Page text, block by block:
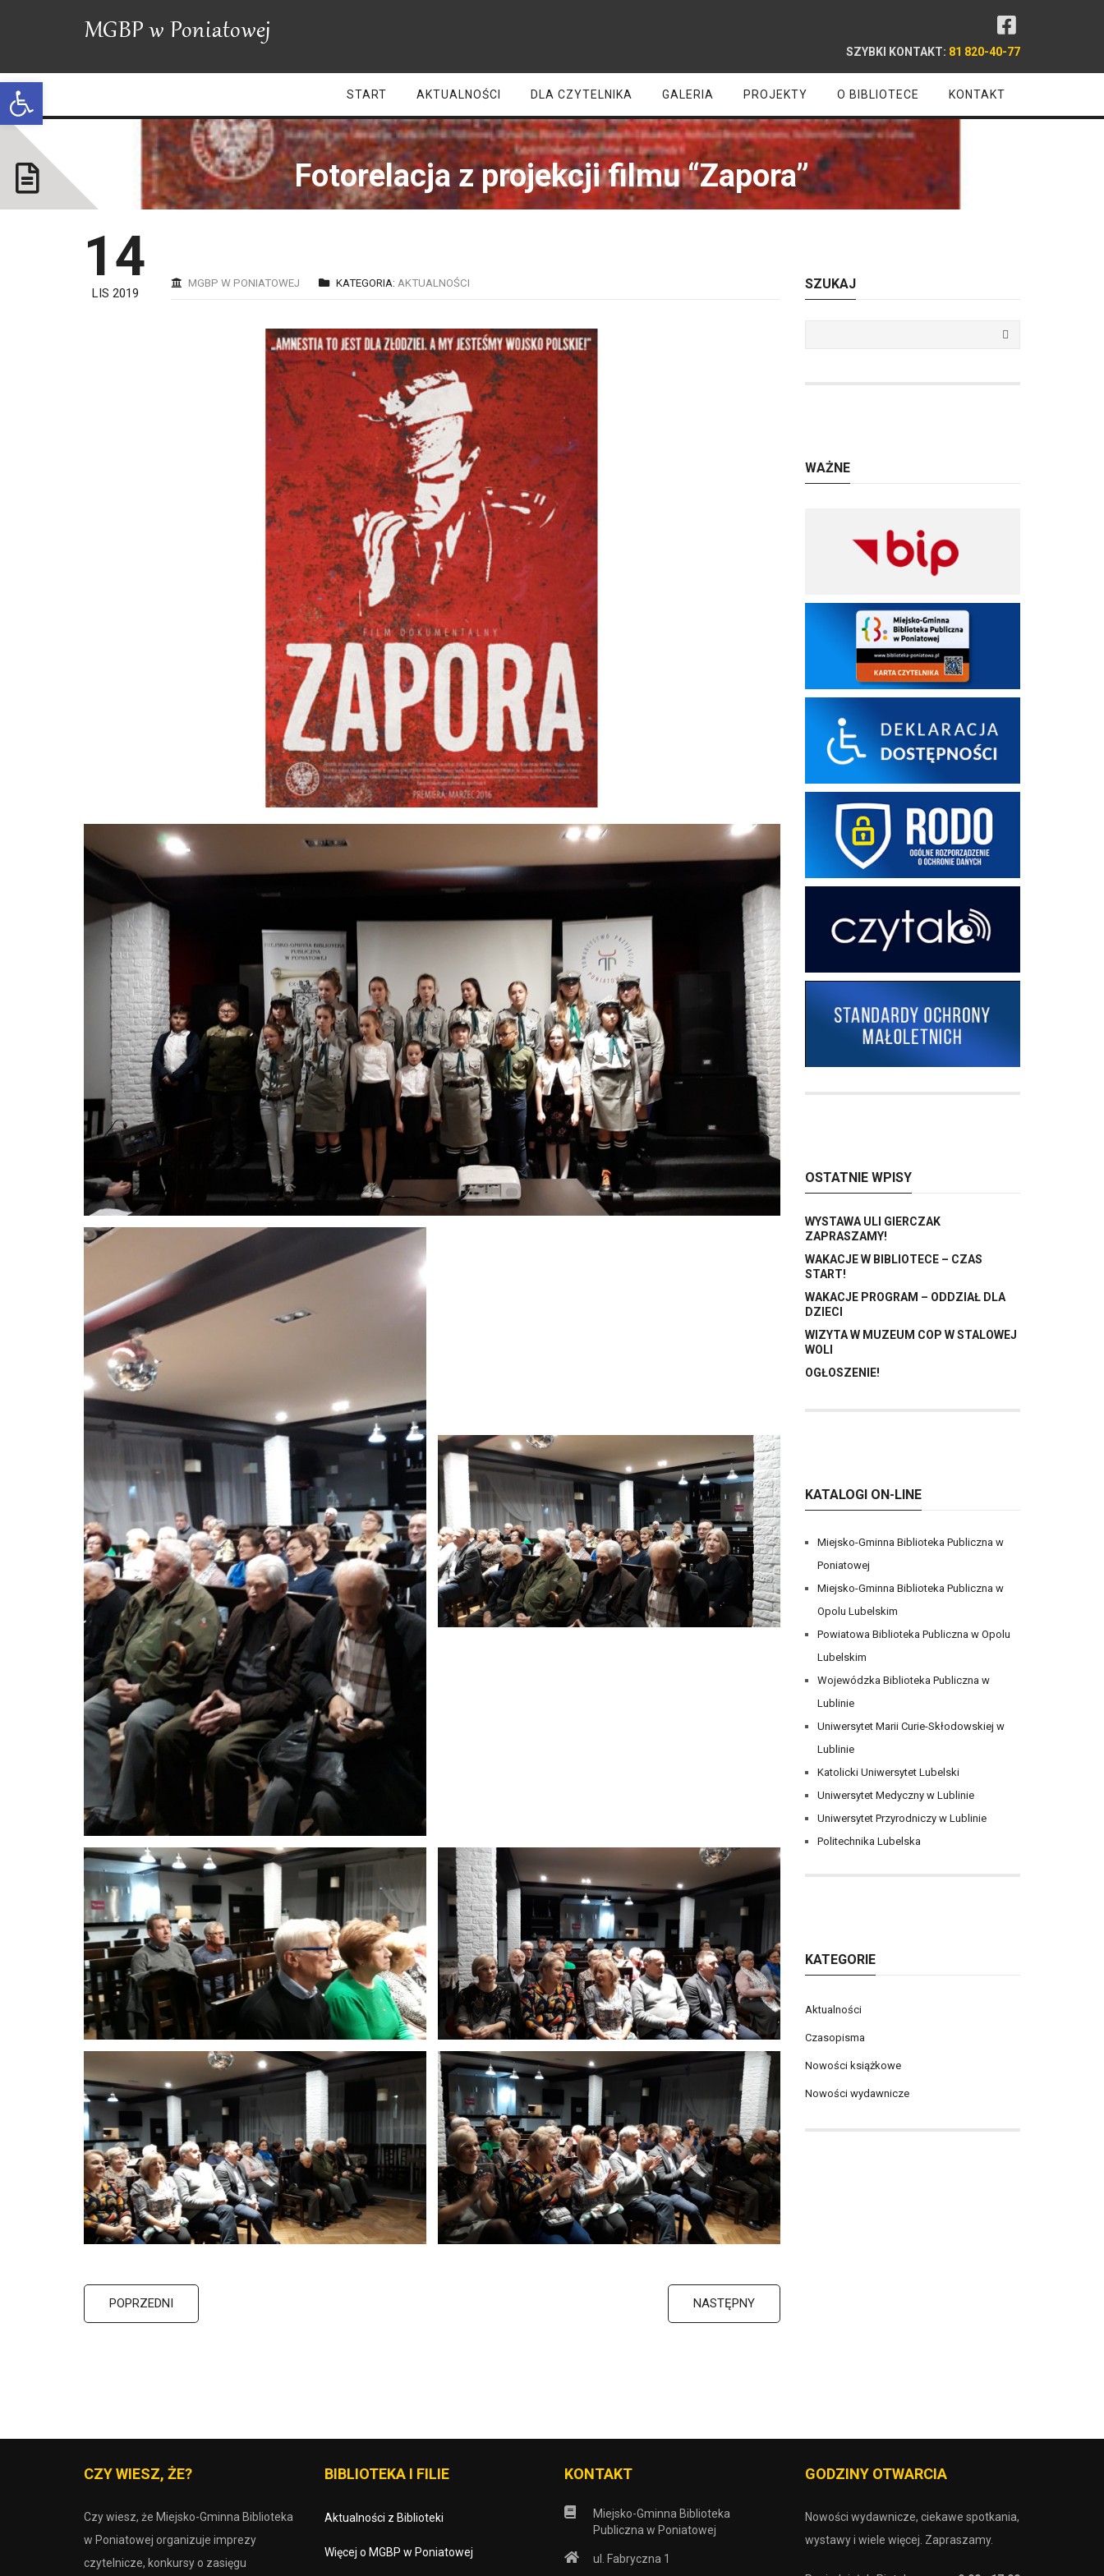
Open toolbar
SZYBKI KONTAKT: 81 820-40-77
START AKTUALNOŚCI DLA CZYTELNIKA GALERIA PROJEKTY O BIBLIOTECE KONTAKT
Fotorelacja z projekcji filmu “Zapora”
14
LIS 2019
MGBP W PONIATOWEJ KATEGORIA: AKTUALNOŚCI
POPRZEDNI NASTĘPNY
SZUKAJ
WAŻNE
OSTATNIE WPISY
WYSTAWA ULI GIERCZAK
ZAPRASZAMY!
WAKACJE W BIBLIOTECE – CZAS
START!
WAKACJE PROGRAM – ODDZIAŁ DLA
DZIECI
WIZYTA W MUZEUM COP W STALOWEJ
WOLI
OGŁOSZENIE!
KATALOGI ON-LINE
Miejsko-Gminna Biblioteka Publiczna w
Poniatowej
Miejsko-Gminna Biblioteka Publiczna w
Opolu Lubelskim
Powiatowa Biblioteka Publiczna w Opolu
Lubelskim
Wojewódzka Biblioteka Publiczna w
Lublinie
Uniwersytet Marii Curie-Skłodowskiej w
Lublinie
Katolicki Uniwersytet Lubelski
Uniwersytet Medyczny w Lublinie
Uniwersytet Przyrodniczy w Lublinie
Politechnika Lubelska
KATEGORIE
Aktualności
Czasopisma
Nowości książkowe
Nowości wydawnicze
CZY WIESZ, ŻE?
Czy wiesz, że Miejsko-Gminna Biblioteka
w Poniatowej organizuje imprezy
czytelnicze, konkursy o zasięgu
BIBLIOTEKA I FILIE
Aktualności z Biblioteki
Więcej o MGBP w Poniatowej
KONTAKT
Miejsko-Gminna Biblioteka
Publiczna w Poniatowej
ul. Fabryczna 1
GODZINY OTWARCIA
Nowości wydawnicze, ciekawe spotkania,
wystawy i wiele więcej. Zapraszamy.